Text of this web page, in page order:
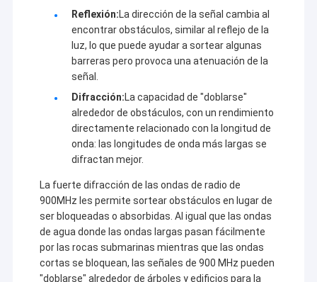
Control de calidad
Contacta con nosotros
Radio de la red de malla
Enlace de datos/Video HD/Redes inalámbricas industriales
Transmisión de datos inalámbrica
Las demás
Reflexión:La dirección de la señal cambia al
encontrar obstáculos, similar al reflejo de la
luz, lo que puede ayudar a sortear algunas
barreras pero provoca una atenuación de la
señal.
Difracción:La capacidad de "doblarse"
alrededor de obstáculos, con un rendimiento
directamente relacionado con la longitud de
onda: las longitudes de onda más largas se
difractan mejor.
La fuerte difracción de las ondas de radio de
900MHz les permite sortear obstáculos en lugar de
ser bloqueadas o absorbidas. Al igual que las ondas
de agua donde las ondas largas pasan fácilmente
por las rocas submarinas mientras que las ondas
cortas se bloquean, las señales de 900 MHz pueden
"doblarse" alrededor de árboles y edificios para la
las características aplicadas en diferentes campos y
confiando en el poder de las universidades y
institutos de investigación nacionales famososEn la
actualidad, Sinosun desarrolla y produce la radio de
datos digital más avanzada, radio de datos
inteligente, módulo de datos digital, radio de salto de
frecuencia de alta velocidad, Ethernet inalámbrico
industrial,radio/módulo de vídeo HD de red, red de
malla de autoorganización AD-HOC/MESH, enlace de
datos inalámbricos GNSS/RTK, entrada/salida remota
inalámbrica industrial, transmisor de datos y voz
móvil portátil, amplificador de potencia de RF
bidireccional,codificador-descodificador de voz,
conexión compleja de puertos multiserie, módulo de
codificación de direcciones punto a punto y otros
productos de serie que se utilizan ampliamente en
petróleo/gas, agua/electricidad,Red de
energía/calentamiento/gas de